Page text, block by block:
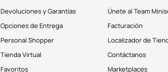
Devoluciones y Garantías
Opciones de Entrega
Personal Shopper
Tienda Virtual
Favoritos
Únete al Team
Facturación
Localizador de
Contáctanos
Marketplaces